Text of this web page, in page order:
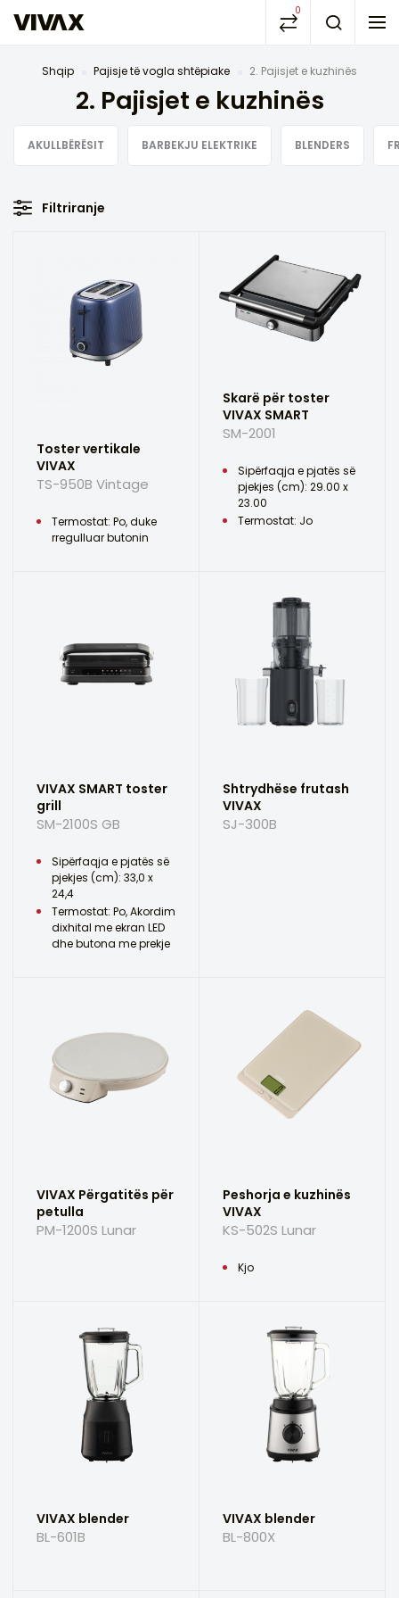
0
Shqip Pajisje të vogla shtëpiake 2. Pajisjet e kuzhinës
2. Pajisjet e kuzhinës
AKULLBËRËSIT BARBEKJU ELEKTRIKE BLENDERS
Filtriranje
Toster vertikale
VIVAX
TS-950B Vintage
Termostat: Po, duke
rregulluar butonin
Skarë për toster
VIVAX SMART
SM-2001
Sipërfaqja e pjatës së
pjekjes (cm): 29.00 x
23.00
Termostat: Jo
VIVAX SMART toster
grill
SM-2100S GB
Sipërfaqja e pjatës së
pjekjes (cm): 33,0 x
24,4
Termostat: Po, Akordim
dixhital me ekran LED
dhe butona me prekje
Shtrydhëse frutash
VIVAX
SJ-300B
VIVAX Përgatitës për
petulla
PM-1200S Lunar
Peshorja e kuzhinës
VIVAX
KS-502S Lunar
Kjo
VIVAX blender
BL-601B
VIVAX blender
BL-800X